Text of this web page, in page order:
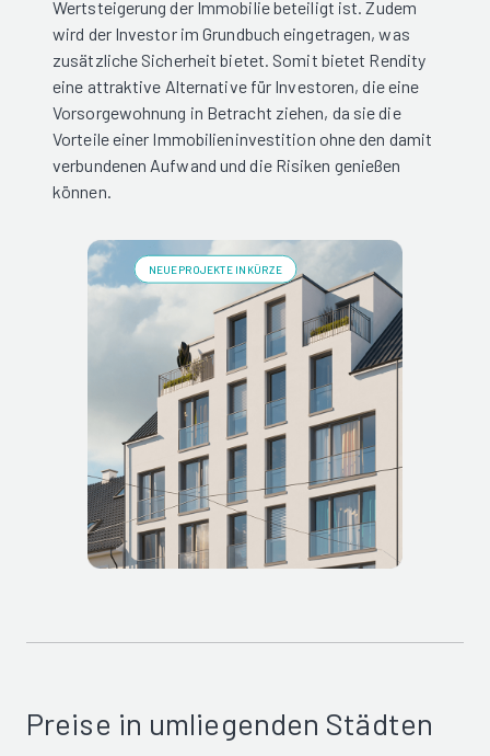
Wertsteigerung der Immobilie beteiligt ist. Zudem
wird der Investor im Grundbuch eingetragen, was
zusätzliche Sicherheit bietet. Somit bietet Rendity
eine attraktive Alternative für Investoren, die eine
Vorsorgewohnung in Betracht ziehen, da sie die
Vorteile einer Immobilieninvestition ohne den damit
verbundenen Aufwand und die Risiken genießen
können.
NEUE PROJEKTE IN KÜRZE
Preise in umliegenden Städten